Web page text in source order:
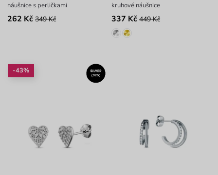
náušnice s perličkami
262 Kč 349 Kč
kruhové náušnice
337 Kč 449 Kč
-43%